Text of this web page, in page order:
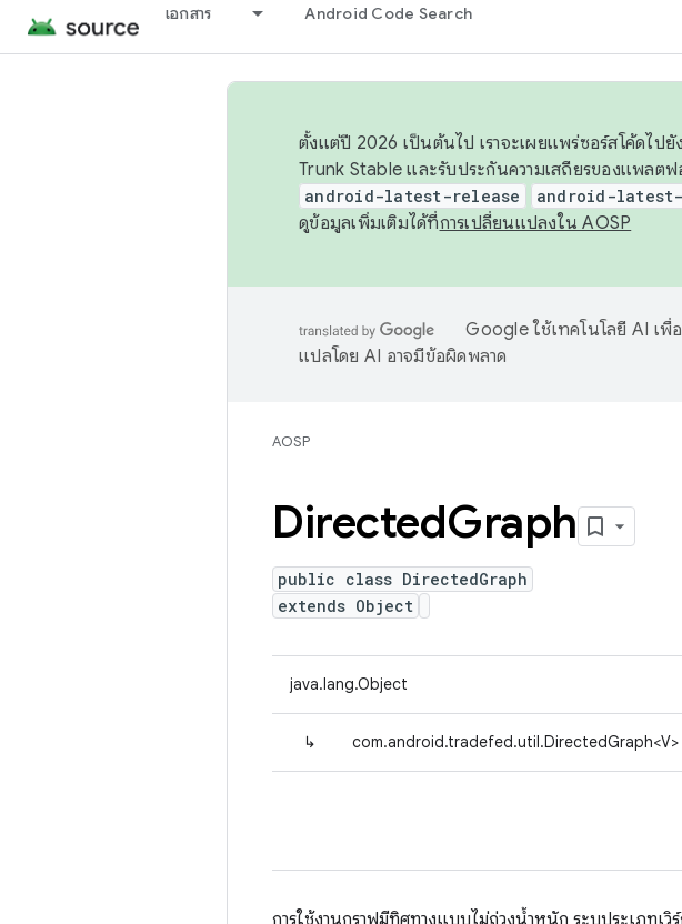
เอกสาร Android Code Search
ตั้งแต่ปี 2026 เป็นต้นไป เราจะเผยแพร่ซอร์สโค้ดไป
Trunk Stable และรับประกันความเสถียรของแพลตฟ
android-latest-release android-
ดูข้อมูลเพิ่มเติมได้ที่การเปลี่ยนแปลงใน AOSP
Google ใช้เทคโนโลยี AI เพื่
แปลโดย AI อาจมีข้อผิดพลาด
AOSP
DirectedGraph
public class DirectedGraph
extends Object
java.lang.Object
↳ com.android.tradefed.util.DirectedGraph<V>
การใช้งานกราฟมีทิศทางแบบไม่ถ่วงน้ำหนัก ระบุประเภทเวิ